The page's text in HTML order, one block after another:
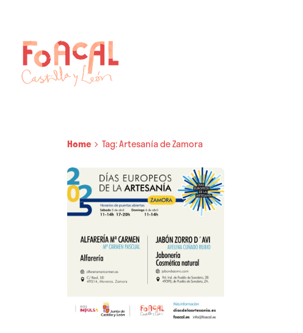
content
Home Tag: Artesanía de Zamora